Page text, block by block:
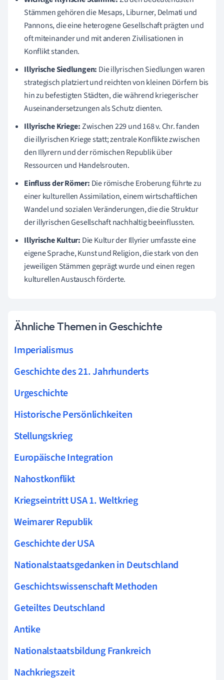
Stämmen gehören die Mesaps, Liburner, Delmati und
Pannons, die eine heterogene Gesellschaft prägten und
oft miteinander und mit anderen Zivilisationen in
Konflikt standen.
Illyrische Siedlungen: Die illyrischen Siedlungen waren
strategisch platziert und reichten von kleinen Dörfern bis
hin zu befestigten Städten, die während kriegerischer
Auseinandersetzungen als Schutz dienten.
Illyrische Kriege:Zwischen 229 und 168 v. Chr. fanden
die illyrischen Kriege statt; zentrale Konflikte zwischen
den Illyrern und der römischen Republik über
Ressourcen und Handelsrouten.
Einfluss der Römer: Die römische Eroberung führte zu
einer kulturellen Assimilation, einem wirtschaftlichen
Wandel und sozialen Veränderungen, die die Struktur
der illyrischen Gesellschaft nachhaltig beeinflussten.
Illyrische Kultur: Die Kultur der Illyrier umfasste eine
eigene Sprache, Kunst und Religion, die stark von den
jeweiligen Stämmen geprägt wurde und einen regen
kulturellen Austausch förderte.
Ähnliche Themen in Geschichte
Imperialismus
Geschichte des 21. Jahrhunderts
Urgeschichte
Historische Persönlichkeiten
Stellungskrieg
Europäische Integration
Nahostkonflikt
Kriegseintritt USA 1. Weltkrieg
Weimarer Republik
Geschichte der USA
Nationalstaatsgedanken in Deutschland
Geschichtswissenschaft Methoden
Geteiltes Deutschland
Antike
Nationalstaatsbildung Frankreich
Nachkriegszeit